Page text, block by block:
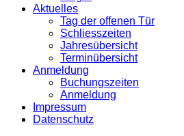
Aktuelles
Tag der offenen Tür
Schliesszeiten
Jahresübersicht
Terminübersicht
Anmeldung
Buchungszeiten
Anmeldung
Impressum
Datenschutz